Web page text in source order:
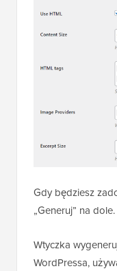
Gdy będziesz
„Generuj” na dole.
Wtyczka
WordPressa,